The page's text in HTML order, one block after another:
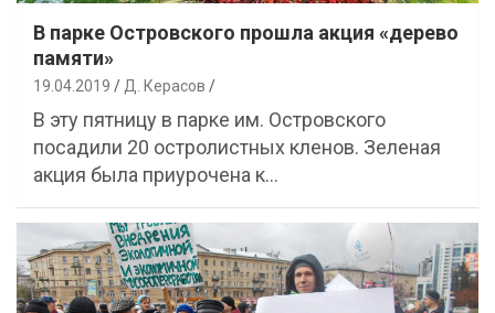
В парке Островского прошла акция «дерево
памяти»
19.04.2019 Д. Керасов
В эту пятницу в парке им. Островского
посадили 20 остролистных кленов. Зеленая
акция была приурочена к…